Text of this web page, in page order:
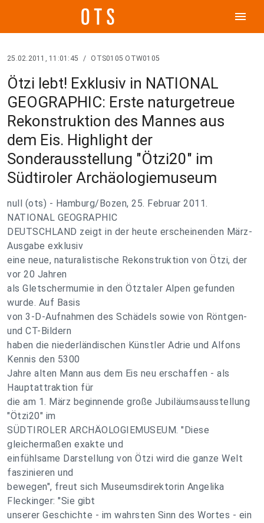
menu
25.02.2011, 11:01:45 / OTS0105 OTW0105
Ötzi lebt! Exklusiv in NATIONAL
GEOGRAPHIC: Erste naturgetreue
Rekonstruktion des Mannes aus
dem Eis. Highlight der
Sonderausstellung "Ötzi20" im
Südtiroler Archäologiemuseum
null (ots) - Hamburg/Bozen, 25. Februar 2011.
NATIONAL GEOGRAPHIC
DEUTSCHLAND zeigt in der heute erscheinenden März-
Ausgabe exklusiv
eine neue, naturalistische Rekonstruktion von Ötzi, der
vor 20 Jahren
als Gletschermumie in den Ötztaler Alpen gefunden
wurde. Auf Basis
von 3-D-Aufnahmen des Schädels sowie von Röntgen-
und CT-Bildern
haben die niederländischen Künstler Adrie und Alfons
Kennis den 5300
Jahre alten Mann aus dem Eis neu erschaffen - als
Hauptattraktion für
die am 1. März beginnende große Jubiläumsausstellung
"Ötzi20" im
SÜDTIROLER ARCHÄOLOGIEMUSEUM. "Diese
gleichermaßen exakte und
einfühlsame Darstellung von Ötzi wird die ganze Welt
faszinieren und
bewegen", freut sich Museumsdirektorin Angelika
Fleckinger: "Sie gibt
unserer Geschichte - im wahrsten Sinn des Wortes - ein